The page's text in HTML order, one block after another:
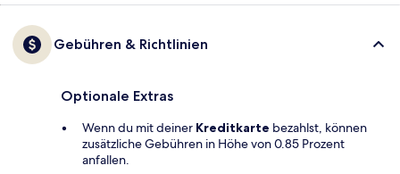
Gebühren & Richtlinien
Optionale Extras
Wenn du mit deiner Kreditkarte bezahlst, können
zusätzliche Gebühren in Höhe von 0.85 Prozent
anfallen.